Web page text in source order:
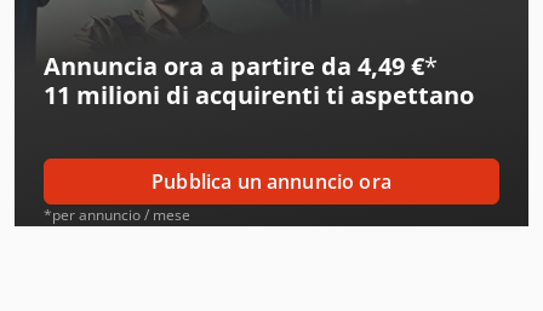
Alcoa
Ams
Aro
Atb
Annuncia ora a partire da 4,49 €*
11 milioni di acquirenti ti aspettano
Pubblica un annuncio ora
*per annuncio / mese